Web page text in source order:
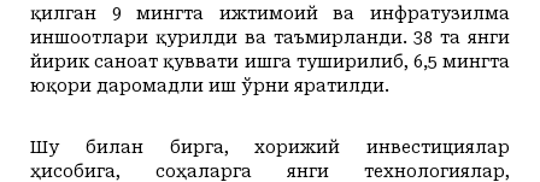
қилган 9 мингта ижтимоий ва инфратузилма
иншоотлари қурилди ва таъмирланди. 38 та янги
йирик саноат қуввати ишга туширилиб, 6,5 мингта
юқори даромадли иш ўрни яратилди.
Шу билан бирга, хорижий инвестициялар
ҳисобига, соҳаларга янги технологиялар,